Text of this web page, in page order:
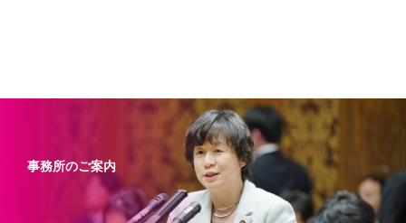
事務所のご案内